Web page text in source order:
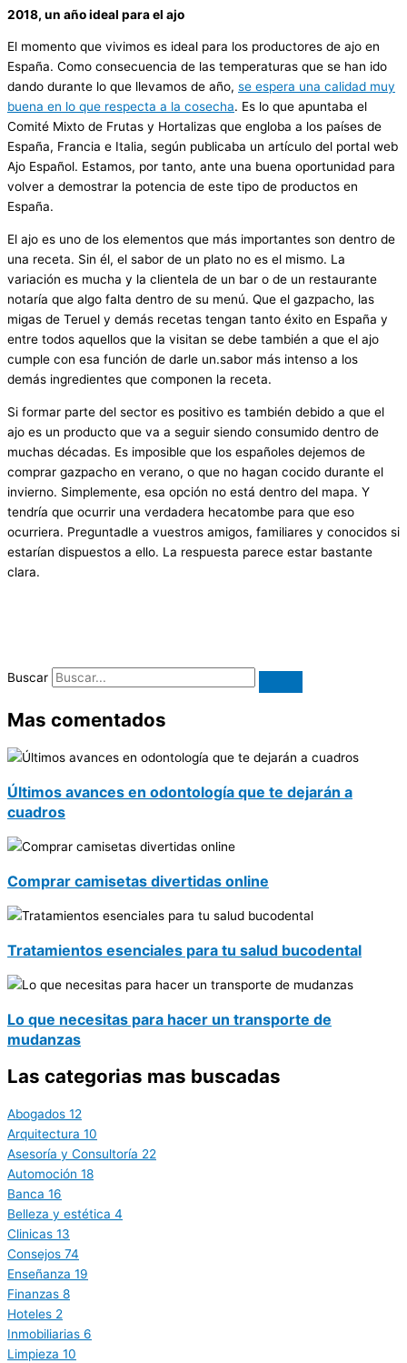
2018, un año ideal para el ajo
El momento que vivimos es ideal para los productores de ajo en
España. Como consecuencia de las temperaturas que se han ido
dando durante lo que llevamos de año, se espera una calidad muy
buena en lo que respecta a la cosecha. Es lo que apuntaba el
Comité Mixto de Frutas y Hortalizas que engloba a los países de
España, Francia e Italia, según publicaba un artículo del portal web
Ajo Español. Estamos, por tanto, ante una buena oportunidad para
volver a demostrar la potencia de este tipo de productos en
España.
El ajo es uno de los elementos que más importantes son dentro de
una receta. Sin él, el sabor de un plato no es el mismo. La
variación es mucha y la clientela de un bar o de un restaurante
notaría que algo falta dentro de su menú. Que el gazpacho, las
migas de Teruel y demás recetas tengan tanto éxito en España y
entre todos aquellos que la visitan se debe también a que el ajo
cumple con esa función de darle un.sabor más intenso a los
demás ingredientes que componen la receta.
Si formar parte del sector es positivo es también debido a que el
ajo es un producto que va a seguir siendo consumido dentro de
muchas décadas. Es imposible que los españoles dejemos de
comprar gazpacho en verano, o que no hagan cocido durante el
invierno. Simplemente, esa opción no está dentro del mapa. Y
tendría que ocurrir una verdadera hecatombe para que eso
ocurriera. Preguntadle a vuestros amigos, familiares y conocidos si
estarían dispuestos a ello. La respuesta parece estar bastante
clara.
Buscar
Mas comentados
Últimos avances en odontología que te dejarán a
cuadros
Comprar camisetas divertidas online
Tratamientos esenciales para tu salud bucodental
Lo que necesitas para hacer un transporte de
mudanzas
Las categorias mas buscadas
Abogados 12
Arquitectura 10
Asesoría y Consultoría 22
Automoción 18
Banca 16
Belleza y estética 4
Clinicas 13
Consejos 74
Enseñanza 19
Finanzas 8
Hoteles 2
Inmobiliarias 6
Limpieza 10